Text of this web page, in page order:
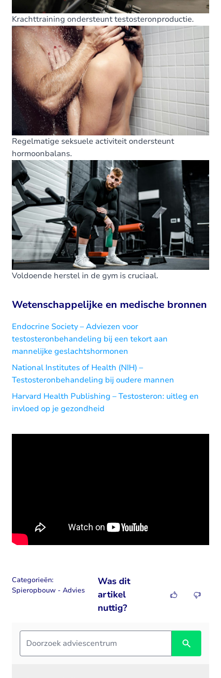
Krachttraining ondersteunt testosteronproductie.
Regelmatige seksuele activiteit ondersteunt
hormoonbalans.
Voldoende herstel in de gym is cruciaal.
Wetenschappelijke en medische bronnen
Endocrine Society – Adviezen voor
testosteronbehandeling bij een tekort aan
mannelijke geslachtshormonen
National Institutes of Health (NIH) –
Testosteronbehandeling bij oudere mannen
Harvard Health Publishing – Testosteron: uitleg en
invloed op je gezondheid
Categorieën:
Spieropbouw - Advies
Was dit
artikel
nuttig?